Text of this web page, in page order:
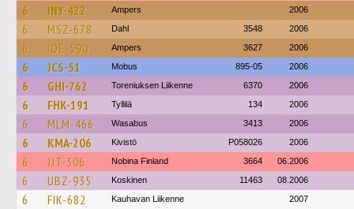
6 INY-422 Ampers 2006
6 MSZ-678 Dahl 3548 2006
6 IOE-590 Ampers 3627 2006
6 JCS-51 Mobus 895-05 2006
6 GHI-762 Toreniuksen Liikenne 6370 2006
6 FHK-191 Tyllilä 134 2006
6 MLM-466 Wasabus 3413 2006
6 KMA-206 Kivistö P058026 2006
6 JJT-306 Nobina Finland 3664 06.2006
6 UBZ-935 Koskinen 11463 08.2006
6 FIK-682 Kauhavan Liikenne 2007